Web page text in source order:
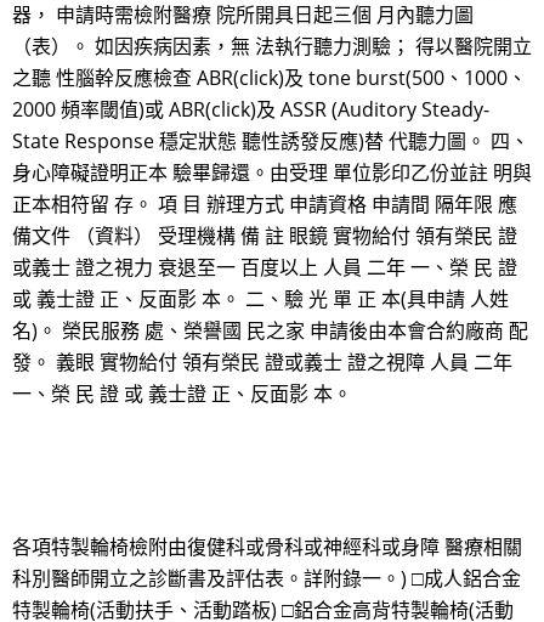
器， 申請時需檢附醫療 院所開具日起三個 月內聽力圖
（表）。 如因疾病因素，無 法執行聽力測驗； 得以醫院開立
之聽 性腦幹反應檢查 ABR(click)及 tone burst(500、1000、
2000 頻率閾值)或 ABR(click)及 ASSR (Auditory Steady-
State Response 穩定狀態 聽性誘發反應)替 代聽力圖。 四、
身心障礙證明正本 驗畢歸還。由受理 單位影印乙份並註 明與
正本相符留 存。 項 目 辦理方式 申請資格 申請間 隔年限 應
備文件 （資料） 受理機構 備 註 眼鏡 實物給付 領有榮民 證
或義士 證之視力 衰退至一 百度以上 人員 二年 一、榮 民 證
或 義士證 正、反面影 本。 二、驗 光 單 正 本(具申請 人姓
名)。 榮民服務 處、榮譽國 民之家 申請後由本會合約廠商 配
發。 義眼 實物給付 領有榮民 證或義士 證之視障 人員 二年
一、榮 民 證 或 義士證 正、反面影 本。
各項特製輪椅檢附由復健科或骨科或神經科或身障 醫療相關
科別醫師開立之診斷書及評估表。詳附錄一。) □成人鋁合金
特製輪椅(活動扶手、活動踏板) □鋁合金高背特製輪椅(活動